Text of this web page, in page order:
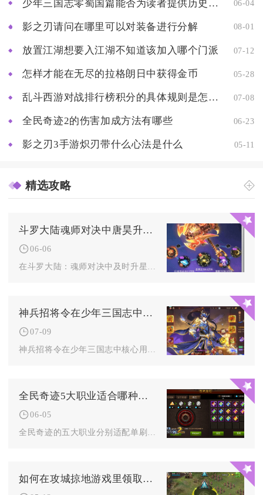
少年三国志零蜀国篇能否为读者提供历史知识的启迪 06-04
影之刃请问在哪里可以对装备进行分解 08-01
放置江湖想要入江湖不知道该加入哪个门派 07-12
怎样才能在无尽的拉格朗日中获得金币 05-28
乱斗西游对战排行榜积分的具体规则是怎样的 07-08
全民奇迹2的伤害加成方法有哪些 06-23
影之刃3手游炽刃带什么心法是什么 05-11
精选攻略
斗罗大陆魂师对决中唐昊升星的好处是什么
06-06
神兵招将令在少年三国志中的用途是什么
07-09
全民奇迹5大职业适合哪种游戏风格
06-05
如何在攻城掠地游戏里领取整点奖励